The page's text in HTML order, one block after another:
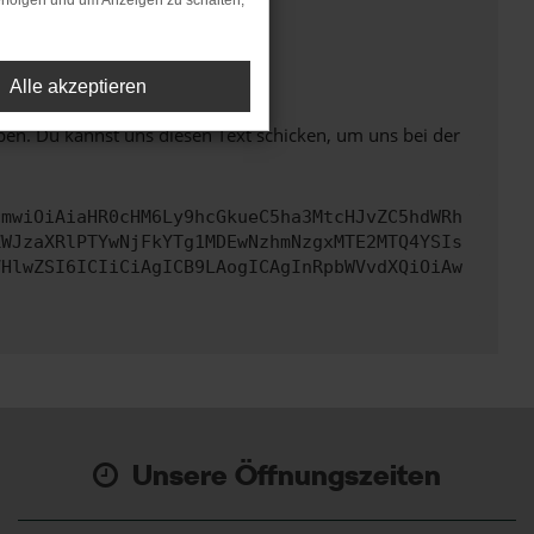
unterstützt werden.
Du kannst uns diesen Text schicken, um uns bei der
Unsere Öffnungszeiten
Alle akzeptieren